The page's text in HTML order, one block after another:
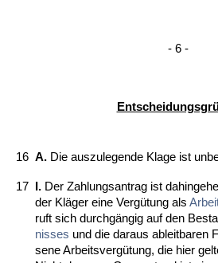
- 6 -
16 A. Die aus­zu­le­gen­de Kla­ge ist
17 I. Der Zah­lungs­an­trag ist
der Kläger ei­ne Vergü­tung als
ruft sich durchgängig auf den
nis­ses und die dar­aus ab­leit­ba­ren
se­ne Ar­beits­vergütung, die hier